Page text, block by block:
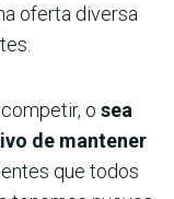
oferta diversa
o sea
de mantener
que todos